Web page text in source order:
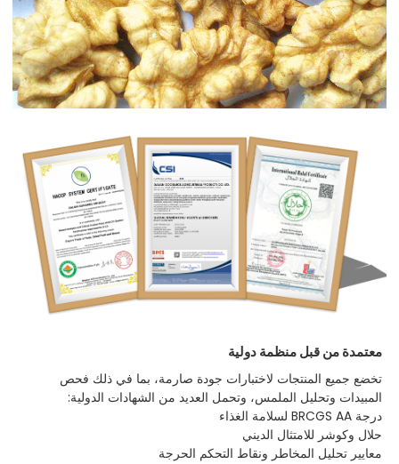
معتمدة من قبل منظمة دولية
تخضع جميع المنتجات لاختبارات جودة صارمة، بما في ذلك فحص
المبيدات وتحليل الملمس، وتحمل العديد من الشهادات الدولية:
درجة BRCGS AA لسلامة الغذاء
حلال وكوشر للامتثال الديني
معايير تحليل المخاطر ونقاط التحكم الحرجة